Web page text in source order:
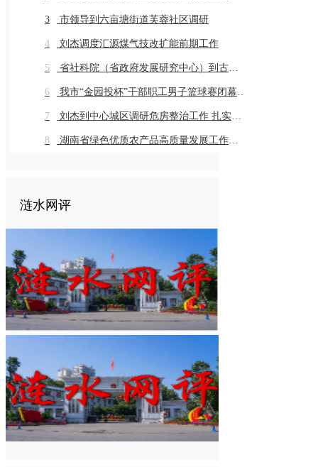
3 市领导到六亩塘街道芙蓉社区调研
4 刘杰调度汇源煤气技改扩能前期工作
5 省社科院（省政府发展研究中心）到古仙界村调研乡村振兴工作
6 我市“金园投杯”干部职工男子篮球赛闭幕 市直组高新金园代表队 乡镇组桥头河镇代表队获得冠军
7 刘杰到中心城区调研危房整治工作 扎实推进危房整治工作 切实保障群众住房安全
8 湖南省绿色优质农产品高质量发展工作推进会在我市召开
涟水网评